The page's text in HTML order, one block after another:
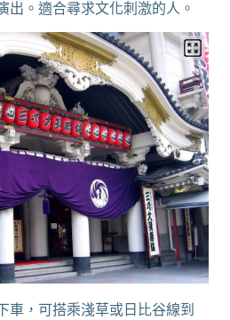
出。適合尋求文化刺激的人。
車，可搭乘淺草或日比谷線到